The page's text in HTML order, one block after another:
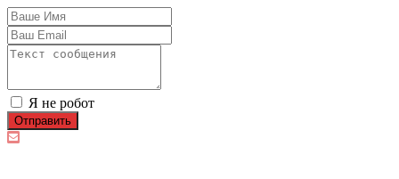
Я не робот
Отправить